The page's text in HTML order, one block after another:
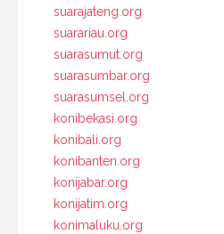
suarajateng.org
suarariau.org
suarasumut.org
suarasumbar.org
suarasumsel.org
konibekasi.org
konibali.org
konibanten.org
konijabar.org
konijatim.org
konimaluku.org